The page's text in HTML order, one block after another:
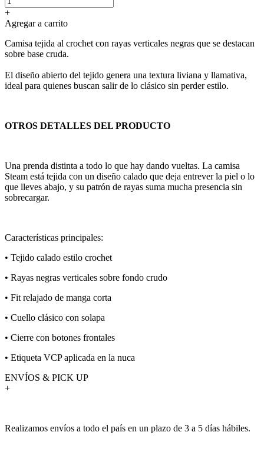
+
Agregar a carrito
Camisa tejida al crochet con rayas verticales negras que se destacan
sobre base cruda.
El diseño abierto del tejido genera una textura liviana y llamativa,
ideal para quienes buscan salir de lo clásico sin perder estilo.
OTROS DETALLES DEL PRODUCTO
Una prenda distinta a todo lo que hay dando vueltas. La camisa
Steam está tejida con un diseño calado que deja entrever la piel o lo
que lleves abajo, y su patrón de rayas suma mucha presencia sin
sobrecargar.
Características principales:
• Tejido calado estilo crochet
• Rayas negras verticales sobre fondo crudo
• Fit relajado de manga corta
• Cuello clásico con solapa
• Cierre con botones frontales
• Etiqueta VCP aplicada en la nuca
ENVÍOS & PICK UP
+
Realizamos envíos a todo el país en un plazo de 3 a 5 días hábiles.